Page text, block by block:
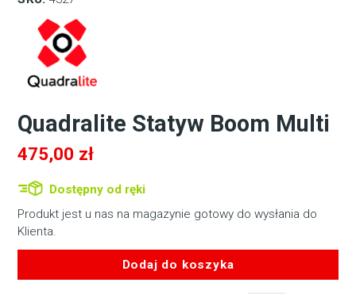
Quadralite Statyw Boom Multi
475,00 zł
Dostępny od ręki
Produkt jest u nas na magazynie gotowy do wysłania do
Klienta.
Dodaj do koszyka